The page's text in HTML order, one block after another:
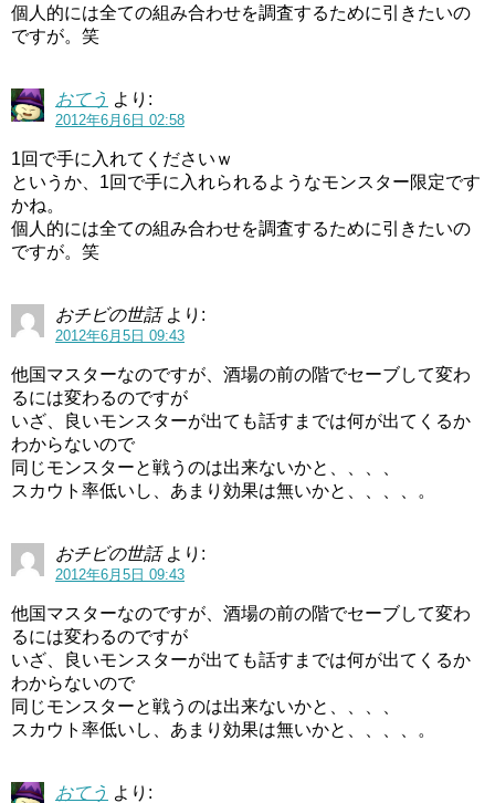
個人的には全ての組み合わせを調査するために引きたいの
ですが。笑
おてう より:
2012年6月6日 02:58
1回で手に入れてくださいｗ
というか、1回で手に入れられるようなモンスター限定です
かね。
個人的には全ての組み合わせを調査するために引きたいの
ですが。笑
おチビの世話 より:
2012年6月5日 09:43
他国マスターなのですが、酒場の前の階でセーブして変わ
るには変わるのですが
いざ、良いモンスターが出ても話すまでは何が出てくるか
わからないので
同じモンスターと戦うのは出来ないかと、、、、
スカウト率低いし、あまり効果は無いかと、、、、。
おチビの世話 より:
2012年6月5日 09:43
他国マスターなのですが、酒場の前の階でセーブして変わ
るには変わるのですが
いざ、良いモンスターが出ても話すまでは何が出てくるか
わからないので
同じモンスターと戦うのは出来ないかと、、、、
スカウト率低いし、あまり効果は無いかと、、、、。
おてう より: